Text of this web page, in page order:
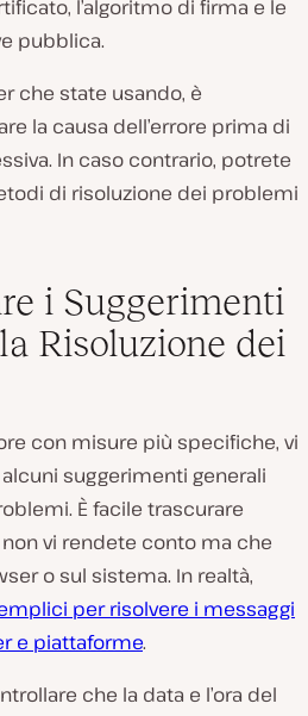
l’algoritmo di firma e le
pubblica.
che state usando, è
la causa dell’errore prima di
In caso contrario, potrete
di risoluzione dei problemi
i Suggerimenti
Risoluzione dei
con misure più specifiche, vi
suggerimenti generali
È facile trascurare
vi rendete conto ma che
o sul sistema. In realtà,
per risolvere i messaggi
e piattaforme.
che la data e l’ora del